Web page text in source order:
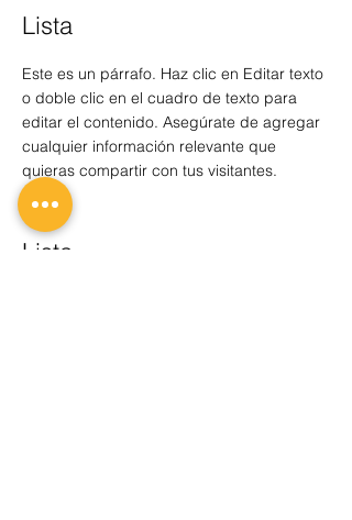
Lista
Este es un párrafo. Haz clic en Editar texto
o doble clic en el cuadro de texto para
editar el contenido. Asegúrate de agregar
cualquier información relevante que
quieras compartir con tus visitantes.
Lista